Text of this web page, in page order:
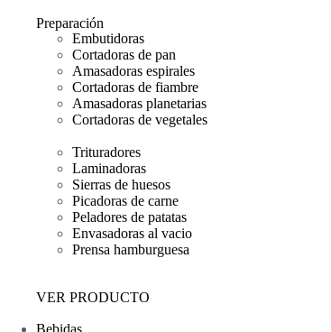
Preparación
Embutidoras
Cortadoras de pan
Amasadoras espirales
Cortadoras de fiambre
Amasadoras planetarias
Cortadoras de vegetales
Trituradores
Laminadoras
Sierras de huesos
Picadoras de carne
Peladores de patatas
Envasadoras al vacio
Prensa hamburguesa
VER PRODUCTO
Bebidas